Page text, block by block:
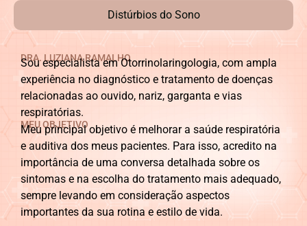
DRA. LUZIANA RAMALHO
Sou especialista em Otorrinolaringologia, com ampla
experiência no diagnóstico e tratamento de doenças
relacionadas ao ouvido, nariz, garganta e vias
respiratórias.
MEU OBJETIVO
Meu principal objetivo é melhorar a saúde respiratória
e auditiva dos meus pacientes. Para isso, acredito na
importância de uma conversa detalhada sobre os
sintomas e na escolha do tratamento mais adequado,
sempre levando em consideração aspectos
importantes da sua rotina e estilo de vida.
Distúrbios do Sono